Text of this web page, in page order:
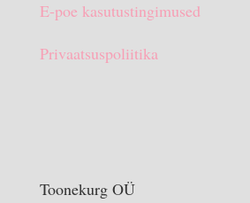
E-poe kasutustingimused
Privaatsuspoliitika
Toonekurg OÜ